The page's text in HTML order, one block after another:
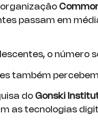
organização
passam em
o número
também
do Gonski
as tecnologias